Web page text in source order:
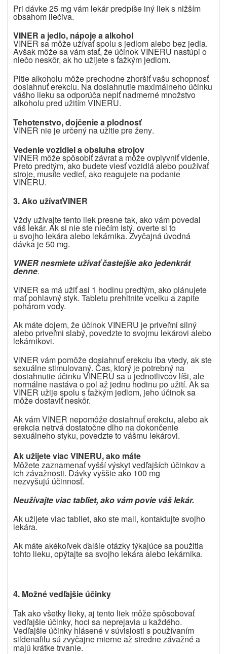
Pri dávke 25 mg vám lekár predpíše iný liek s nižším
obsahom liečiva.
VINER a jedlo, nápoje a alkohol
VINER sa môže užívať spolu s jedlom alebo bez jedla.
Avšak môže sa vám stať, že účinok VINERU nastúpi o
niečo neskôr, ak ho užijete s ťažkým jedlom.
Pitie alkoholu môže prechodne zhoršiť vašu schopnosť
dosiahnuť erekciu. Na dosiahnutie maximálneho účinku
vášho lieku sa odporúča nepiť nadmerné množstvo
alkoholu pred užitím VINERU.
Tehotenstvo, dojčenie a plodnosť
VINER nie je určený na užitie pre ženy.
Vedenie vozidiel a obsluha strojov
VINER môže spôsobiť závrat a môže ovplyvniť videnie.
Preto predtým, ako budete viesť vozidlá alebo používať
stroje, musíte vedieť, ako reagujete na podanie
VINERU.
3.Ako užívaťVINER
Vždy užívajte tento liek presne tak, ako vám povedal
váš lekár. Ak si nie ste niečím istý, overte si to
u svojho lekára alebo lekárnika. Zvyčajná úvodná
dávka je 50 mg.
VINER nesmiete užívať častejšie ako jedenkrát
denne.
VINER sa má užiť asi 1 hodinu predtým, ako plánujete
mať pohlavný styk. Tabletu prehltnite vcelku a zapite
pohárom vody.
Ak máte dojem, že účinok VINERU je priveľmi silný
alebo priveľmi slabý, povedzte to svojmu lekárovi alebo
lekárnikovi.
VINER vám pomôže dosiahnuť erekciu iba vtedy, ak ste
sexuálne stimulovaný. Čas, ktorý je potrebný na
dosiahnutie účinku VINERU sa u jednotlivcov líši, ale
normálne nastáva o pol až jednu hodinu po užití. Ak sa
VINER užije spolu s ťažkým jedlom, jeho účinok sa
môže dostaviť neskôr.
Ak vám VINER nepomôže dosiahnuť erekciu, alebo ak
erekcia netrvá dostatočne dlho na dokončenie
sexuálneho styku, povedzte to vášmu lekárovi.
Ak užijete viac VINERU, ako máte
Môžete zaznamenať vyšší výskyt vedľajších účinkov a
ich závažnosti. Dávky vyššie ako 100 mg
nezvyšujú účinnosť.
Neužívajte viac tabliet, ako vám povie váš lekár.
Ak užijete viac tabliet, ako ste mali, kontaktujte svojho
lekára.
Ak máte akékoľvek ďalšie otázky týkajúce sa použitia
tohto lieku, opýtajte sa svojho lekára alebo lekárnika.
4. Možné vedľajšie účinky
Tak ako všetky lieky, aj tento liek môže spôsobovať
vedľajšie účinky, hoci sa neprejavia u každého.
Vedľajšie účinky hlásené v súvislosti s používaním
sildenafilu sú zvyčajne mierne až stredne závažné a
majú krátke trvanie.